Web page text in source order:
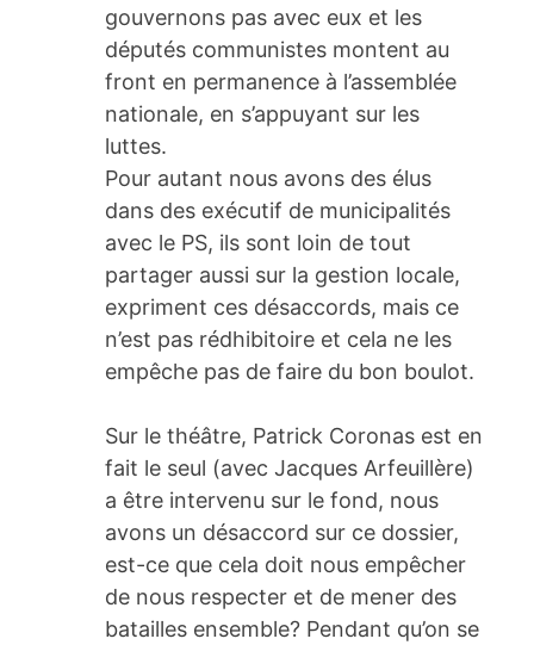
gouvernons pas avec eux et les
députés communistes montent au
front en permanence à l’assemblée
nationale, en s’appuyant sur les
luttes.
Pour autant nous avons des élus
dans des exécutif de municipalités
avec le PS, ils sont loin de tout
partager aussi sur la gestion locale,
expriment ces désaccords, mais ce
n’est pas rédhibitoire et cela ne les
empêche pas de faire du bon boulot.
Sur le théâtre, Patrick Coronas est en
fait le seul (avec Jacques Arfeuillère)
a être intervenu sur le fond, nous
avons un désaccord sur ce dossier,
est-ce que cela doit nous empêcher
de nous respecter et de mener des
batailles ensemble? Pendant qu’on se